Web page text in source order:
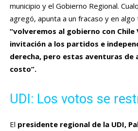
municipio y el Gobierno Regional.
agregó, apunta a un fracaso y en algo
“volveremos al gobierno con Chile
invitación a los partidos e
derecha, pero estas aventuras de
costo”.
UDI: Los votos se
El presidente regional de la UDI,